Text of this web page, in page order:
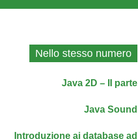
Nello stesso numero
Java 2D – II parte
Java Sound
Introduzione ai database ad